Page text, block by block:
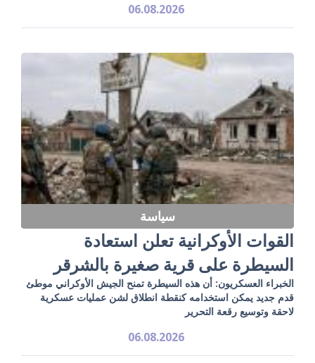
06.08.2026
سياسة
القوات الأوكرانية تعلن استعادة
السيطرة على قرية صغيرة بالشرقر
الخبراء العسكريون: أن هذه السيطرة تمنح الجيش الأوكراني موطئ
قدم جديد يمكن استخدامه كنقطة انطلاق لشن عمليات عسكرية
لاحقة وتوسيع رقعة التحرير
06.08.2026